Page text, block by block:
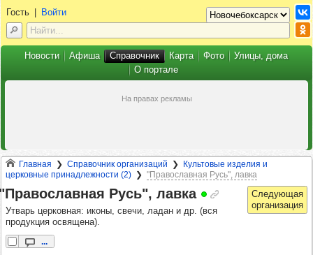
Главная Справочник организаций
Культовые изделия и
церковные принадлежности (2)
"Православная Русь", лавка
Русь", лавка
Утварь церковная: иконы, свечи, ладан и др. (вся
продукция освящена).
...
Гость| Войти
Новости Афиша Справочник Карта Фото
Улицы, дома
О портале